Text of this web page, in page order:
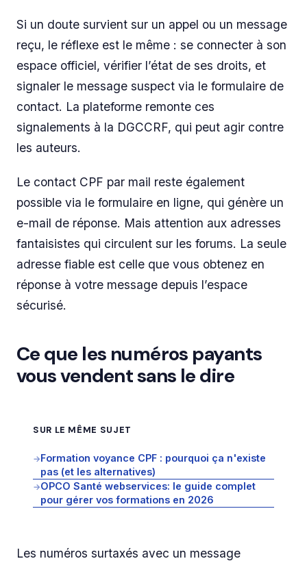
Si un doute survient sur un appel ou un message
reçu, le réflexe est le même : se connecter à son
espace officiel, vérifier l’état de ses droits, et
signaler le message suspect via le formulaire de
contact. La plateforme remonte ces
signalements à la DGCCRF, qui peut agir contre
les auteurs.
Le contact CPF par mail reste également
possible via le formulaire en ligne, qui génère un
e-mail de réponse. Mais attention aux adresses
fantaisistes qui circulent sur les forums. La seule
adresse fiable est celle que vous obtenez en
réponse à votre message depuis l’espace
sécurisé.
Ce que les numéros payants
vous vendent sans le dire
SUR LE MÊME SUJET
→Formation voyance CPF : pourquoi ça n'existe
pas (et les alternatives)
→OPCO Santé webservices: le guide complet
pour gérer vos formations en 2026
Les numéros surtaxés avec un message